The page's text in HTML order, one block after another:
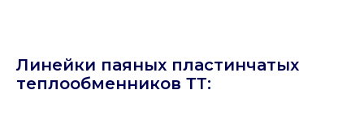
Линейки паяных пластинчатых
теплообменников ТТ: